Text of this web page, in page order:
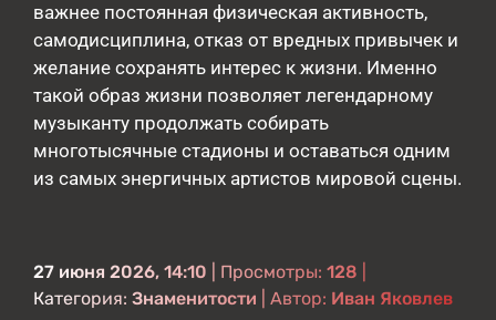
важнее постоянная физическая активность,
самодисциплина, отказ от вредных привычек и
желание сохранять интерес к жизни. Именно
такой образ жизни позволяет легендарному
музыканту продолжать собирать
многотысячные стадионы и оставаться одним
из самых энергичных артистов мировой сцены.
27 июня 2026, 14:10 | Просмотры: 128
Категория: Знаменитости | Автор: Иван Яковлев